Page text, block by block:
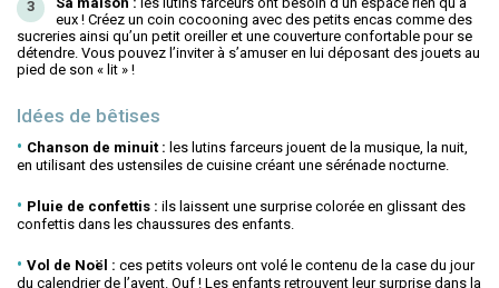
eux ! Créez un coin cocooning avec des petits encas comme des
sucreries ainsi qu’un petit oreiller et une couverture confortable pour se
détendre. Vous pouvez l’inviter à s’amuser en lui déposant des jouets au
pied de son « lit » !
Idées de bêtises
Chanson de minuit : les lutins farceurs jouent de la musique, la nuit,
en utilisant des ustensiles de cuisine créant une sérénade nocturne.
Pluie de confettis : ils laissent une surprise colorée en glissant des
confettis dans les chaussures des enfants.
Vol de Noël : ces petits voleurs ont volé le contenu de la case du jour
du calendrier de l’avent. Ouf ! Les enfants retrouvent leur surprise dans la